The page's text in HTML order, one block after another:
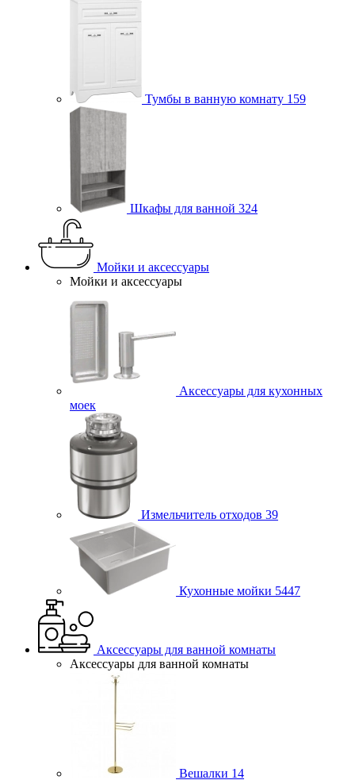
Тумбы в ванную комнату 159
Шкафы для ванной 324
Мойки и аксессуары
Мойки и аксессуары
Аксессуары для кухонных
моек
Измельчитель отходов 39
Кухонные мойки 5447
Аксессуары для ванной комнаты
Аксессуары для ванной комнаты
Вешалки 14